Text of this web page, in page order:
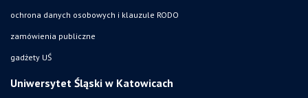
ochrona danych osobowych i klauzule RODO
zamówienia publiczne
gadżety UŚ
Uniwersytet Śląski w Katowicach